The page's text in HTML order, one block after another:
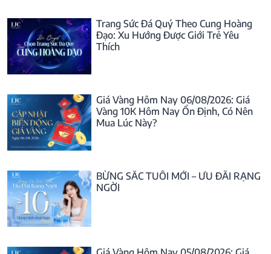
Trang Sức Đá Quý Theo Cung Hoàng
Đạo: Xu Hướng Được Giới Trẻ Yêu
Thích
Giá Vàng Hôm Nay 06/08/2026: Giá
Vàng 10K Hôm Nay Ổn Định, Có Nên
Mua Lúc Này?
BỪNG SẮC TUỔI MỚI – ƯU ĐÃI RẠNG
NGỜI